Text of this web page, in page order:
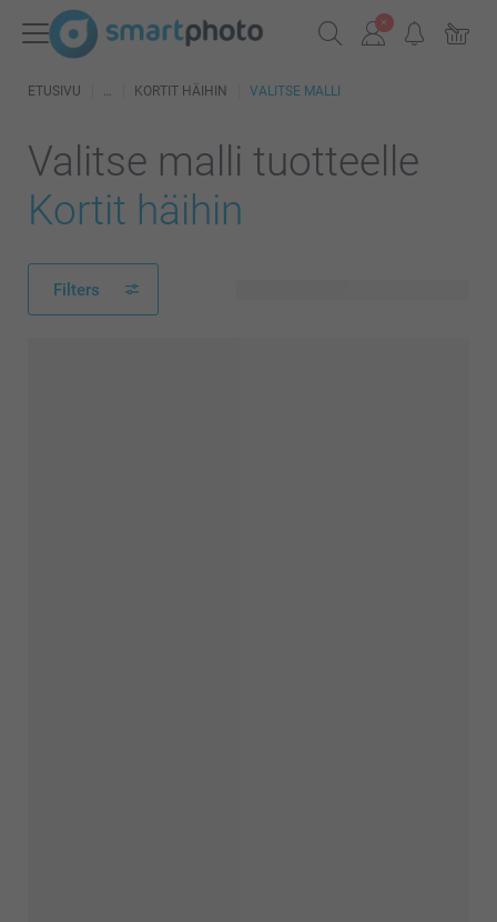
ETUSIVU KORTIT HÄIHIN VALITSE MALLI
Valitse malli tuotteelle
Kortit häihin
Filters